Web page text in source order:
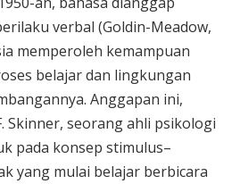
verbal (Goldin-Meadow,
memperoleh kemampuan
belajar dan lingkungan
Anggapan ini,
Skinner, seorang ahli psikologi
pada konsep stimulus–
yang mulai belajar berbicara